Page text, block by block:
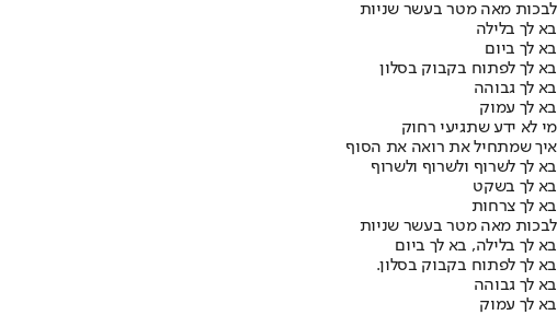
לבכות מאה מטר בעשר שניות
בא לך בלילה
בא לך ביום
בא לך לפתוח בקבוק בסלון
בא לך גבוהה
בא לך עמוק
מי לא ידע שתגיעי רחוק
איך שמתחיל את רואה את הסוף
בא לך לשרוף ולשרוף ולשרוף
בא לך בשקט
בא לך צרחות
לבכות מאה מטר בעשר שניות
בא לך בלילה, בא לך ביום
בא לך לפתוח בקבוק בסלון.
בא לך גבוהה
בא לך עמוק